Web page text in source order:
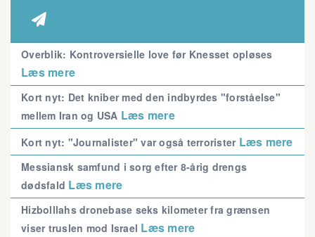

Overblik: Kontroversielle love før Knesset opløses
Læs mere
Kort nyt: Det kniber med den indbyrdes "forståelse"
mellem Iran og USA Læs mere
Kort nyt: "Journalister" var også terrorister Læs mere
Messiansk samfund i sorg efter 8-årig drengs
dødsfald Læs mere
Hizbolllahs dronebase seks kilometer fra grænsen
viser truslen mod Israel Læs mere